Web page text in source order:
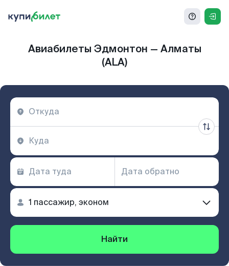
Авиабилеты Эдмонтон — Алматы
(ALA)
Найти